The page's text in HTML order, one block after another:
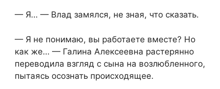
— Я… — Влад замялся, не зная, что сказать.
— Я не понимаю, вы работаете вместе? Но
как же… — Галина Алексеевна растерянно
переводила взгляд с сына на возлюбленного,
пытаясь осознать происходящее.